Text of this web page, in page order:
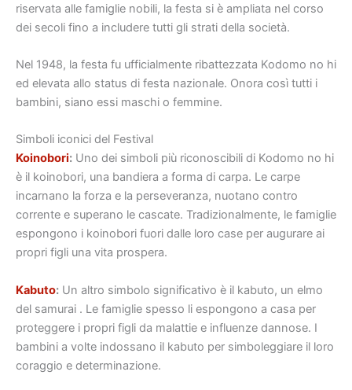
riservata alle famiglie nobili, la festa si è ampliata nel corso
dei secoli fino a includere tutti gli strati della società.
Nel 1948, la festa fu ufficialmente ribattezzata Kodomo no hi
ed elevata allo status di festa nazionale. Onora così tutti i
bambini, siano essi maschi o femmine.
Simboli iconici del Festival
Koinobori: Uno dei simboli più riconoscibili di Kodomo no hi
è il koinobori, una bandiera a forma di carpa. Le carpe
incarnano la forza e la perseveranza, nuotano contro
corrente e superano le cascate. Tradizionalmente, le famiglie
espongono i koinobori fuori dalle loro case per augurare ai
propri figli una vita prospera.
Kabuto: Un altro simbolo significativo è il kabuto, un elmo
del samurai . Le famiglie spesso li espongono a casa per
proteggere i propri figli da malattie e influenze dannose. I
bambini a volte indossano il kabuto per simboleggiare il loro
coraggio e determinazione.